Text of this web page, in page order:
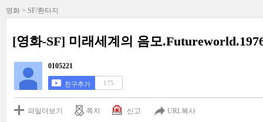
영화 > SF/환타지
[영화-SF] 미래세계의 음모
0105221
친구추가 175
파일더보기 쪽지 신고 URL복사